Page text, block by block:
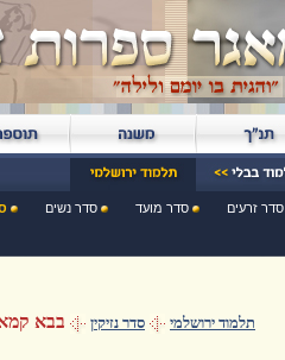
סדר זרעים סדר מועד סדר נשים
תלמוד ירושלמי סדר נזיקין בבא